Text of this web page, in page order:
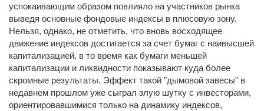
успокаивающим образом повлияло на участников рынка
выведя основные фондовые индексы в плюсовую зону.
Нельзя, однако, не отметить, что вновь восходящее
движение индексов достигается за счет бумаг с наивысшей
капитализацией, в то время как бумаги меньшей
капитализации и ликвидности показывают куда более
скромные результаты. Эффект такой "дымовой завесы" в
недавнем прошлом уже сыграл злую шутку с инвесторами,
ориентировавшимися только на динамику индексов,